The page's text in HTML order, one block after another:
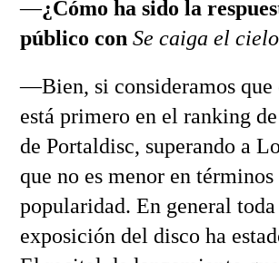
—¿Cómo ha sido la
público con Se caiga el cielo
—Bien, si consideramos que
está primero en el ranking de
de Portaldisc, superando a
que no es menor en términos
popularidad. En general toda
exposición del disco ha